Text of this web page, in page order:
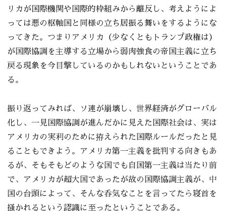
リカが国際機関や国際的枠組みから離反し、考えようによ
っては悪の枢軸国と同様の立ち居振る舞いをするようにな
ってきた。つまりアメリカ（少なくともトランプ政権は）
が国際協調を主導する立場から弱肉強食の帝国主義に立ち
戻る現象を今目撃しているのかもしれないということであ
る。
振り返ってみれば、ソ連が崩壊し、世界経済がグローバル
化し、一見国際協調が進んだかに見えた国際社会は、実は
アメリカの実利のために拵えられた国際ルールだったと見
ることもできよう。アメリカ第一主義を批判する向きもあ
るが、そもそもどのような国でも自国第一主義は当たり前
で、アメリカが超大国であったが故の国際協調主義が、中
国の台頭によって、そんな呑気なことを言ってたら寝首を
掻かれるという認識に至ったということである。